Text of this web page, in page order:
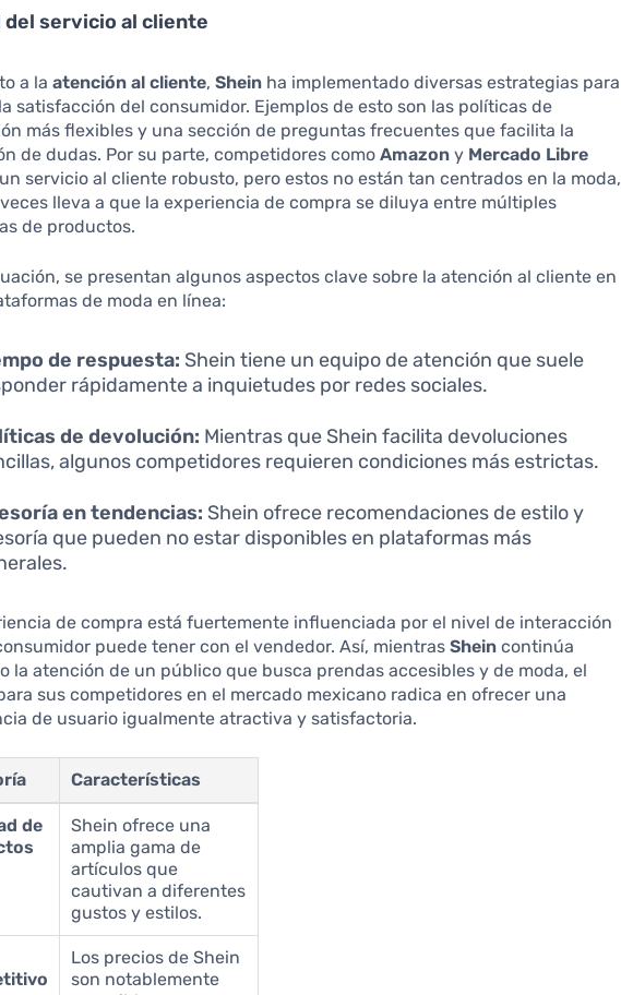
del servicio al cliente
a laatención al cliente,Shein ha implementado diversas estrategias para
satisfacción del consumidor. Ejemplos de esto son las políticas de
más flexibles y una sección de preguntas frecuentes que facilita la
de dudas. Por su parte, competidores comoAmazon y Mercado Libre
servicio al cliente robusto, pero estos no están tan centrados en la moda,
lleva a que la experiencia de compra se diluya entre múltiples
de productos.
se presentan algunos aspectos clave sobre la atención al cliente en
de moda en línea:
de respuesta: Shein tiene un equipo de atención que suele
rápidamente a inquietudes por redes sociales.
de devolución: Mientras que Shein facilita devoluciones
algunos competidores requieren condiciones más estrictas.
en tendencias: Shein ofrece recomendaciones de estilo y
que pueden no estar disponibles en plataformas más
de compra está fuertemente influenciada por el nivel de interacción
puede tener con el vendedor. Así, mientrasShein continúa
la atención de un público que busca prendas accesibles y de moda, el
sus competidores en el mercado mexicano radica en ofrecer una
de usuario igualmente atractiva y satisfactoria.
Características
de
Shein ofrece una
amplia gama de
artículos que
cautivan a diferentes
gustos y estilos.
Los precios de Shein
son notablemente